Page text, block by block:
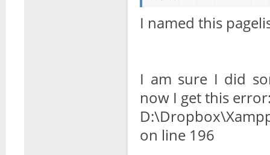
I named this
I am sure I did
now I get this
on line 196